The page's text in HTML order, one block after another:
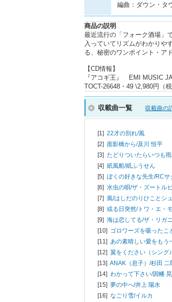
編曲：ダウン・タ
商品の説明
最近流行の「フォーク酒場」
入っていてリズムがわかりや
る、秘密のワンポイント・ア
【CD情報】
『アコギ王』 EMI MUSIC
TOCT-26648・49 \2,980円（税
収載曲一覧 収載曲の
[1] 22才の別れ/風
[2] 面影橋から/及川 恒平
[3] たどりついたらいつも
[4] 紙風船/紙ふうせん
[5] ぼくの好きな先生/RCサ
[6] 水虫の唄/ザ・ズートル
[7] 風/はしだのりひことシ
[8] 或る日突然/トワ・エ・
[9] 海は恋してる/ザ・リガ
[10] ゴロワーズを吸ったこ
[11] あの素晴しい愛をもう
[12] 翼をください（シング
[13] ANAK（息子）/杉田 二
[14] わかって下さい/因幡 晃
[15] 夢の中へ/井上 陽水
[16] なごり雪/イルカ